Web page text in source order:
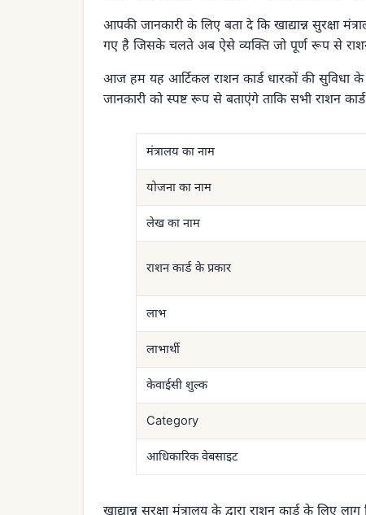
आपकी जानकारी के लिए बता दे कि खाद्यान्न सुरक्षा
गए है जिसके चलते अब ऐसे व्यक्ति जो पूर्ण रूप से
आज हम यह आर्टिकल राशन कार्ड धारकों की सुविधा
जानकारी को स्पष्ट रूप से बताएंगे ताकि सभी राशन
मंत्रालय का नाम
योजना का नाम
लेख का नाम
राशन कार्ड के प्रकार
लाभ
लाभार्थी
केवाईसी शुल्क
Category
आधिकारिक वेबसाइट
खाद्यान्न सुरक्षा मंत्रालय के द्वारा राशन कार्ड के